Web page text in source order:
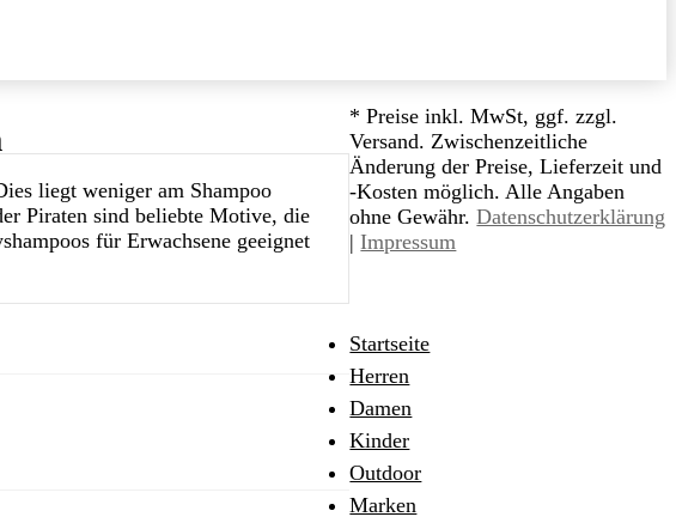
liegt weniger am Shampoo
Piraten sind beliebte Motive, die
für Erwachsene geeignet
* Preise inkl. MwSt, ggf. zzgl.
Versand. Zwischenzeitliche
Änderung der Preise, Lieferzeit und
-Kosten möglich. Alle Angaben
ohne Gewähr.Datenschutzerklärung
|Impressum
Startseite
Herren
Damen
Kinder
Outdoor
Marken